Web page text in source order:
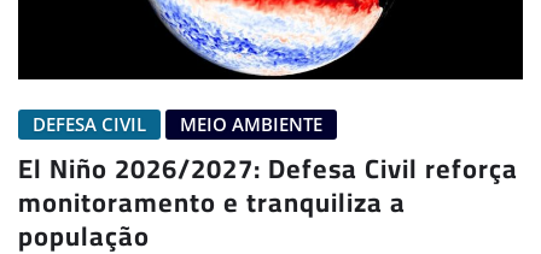
DEFESA CIVIL MEIO AMBIENTE
El Niño 2026/2027: Defesa Civil reforça
monitoramento e tranquiliza a
população